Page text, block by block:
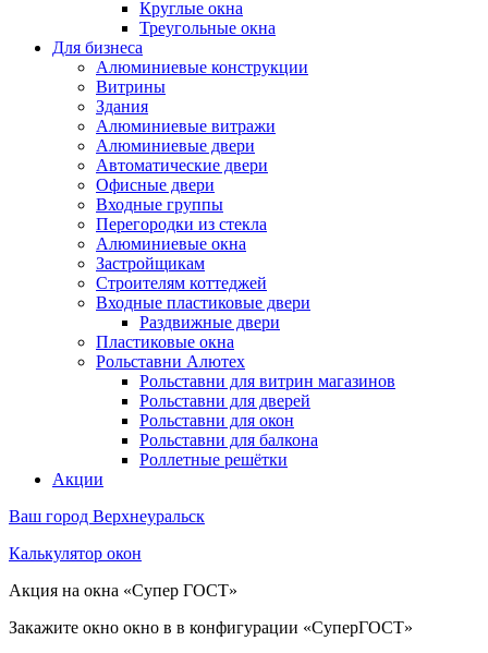
Круглые окна
Треугольные окна
Для бизнеса
Алюминиевые конструкции
Витрины
Здания
Алюминиевые витражи
Алюминиевые двери
Автоматические двери
Офисные двери
Входные группы
Перегородки из стекла
Алюминиевые окна
Застройщикам
Строителям коттеджей
Входные пластиковые двери
Раздвижные двери
Пластиковые окна
Рольставни Алютех
Рольставни для витрин магазинов
Рольставни для дверей
Рольставни для окон
Рольставни для балкона
Роллетные решётки
Акции
Ваш город Верхнеуральск
Калькулятор окон
Акция на окна «Супер ГОСТ»
Закажите окно окно в в конфигурации «СуперГОСТ»